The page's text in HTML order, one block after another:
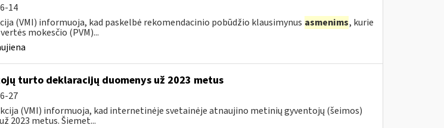
14
(VMI) informuoja, kad paskelbė rekomendacinio pobūdžio klausimynus asmenims, kurie
mokesčio (PVM)...
turto deklaracijų duomenys už 2023 metus
27
(VMI) informuoja, kad internetinėje svetainėje atnaujino metinių gyventojų (šeimos)
2023 metus. Šiemet...